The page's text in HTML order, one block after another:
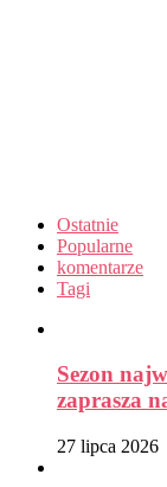
Ostatnie
Popularne
komentarze
Tagi
Sezon
zaprasza
27 lipca 2026